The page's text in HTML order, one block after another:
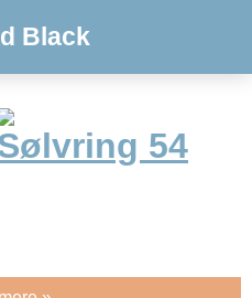
Black
54